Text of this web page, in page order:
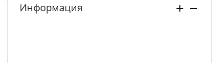
Информация